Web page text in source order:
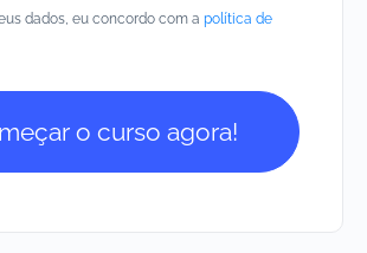
dados, eu concordo com a política de
o curso agora!